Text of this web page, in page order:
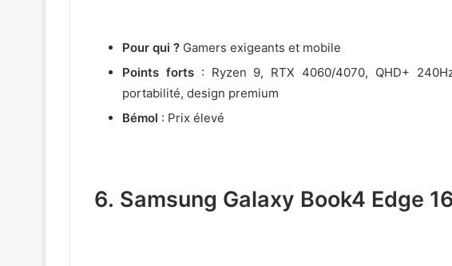
Pour qui ? Gamers exigeants et mobile
Points forts: Ryzen 9, RTX 4060/4070, QHD+
portabilité, design premium
Bémol : Prix élevé
6. Samsung Galaxy Book4 Edge